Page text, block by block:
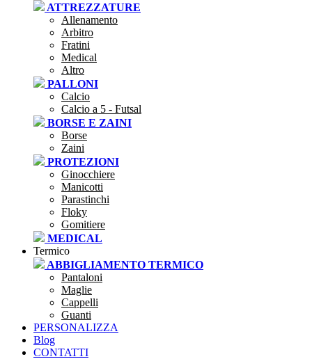
ATTREZZATURE
Allenamento
Arbitro
Fratini
Medical
Altro
PALLONI
Calcio
Calcio a 5 - Futsal
BORSE E ZAINI
Borse
Zaini
PROTEZIONI
Ginocchiere
Manicotti
Parastinchi
Floky
Gomitiere
MEDICAL
Termico
ABBIGLIAMENTO TERMICO
Pantaloni
Maglie
Cappelli
Guanti
PERSONALIZZA
Blog
CONTATTI